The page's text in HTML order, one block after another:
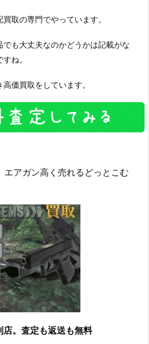
取の専門でやっています。
でも大丈夫なのかどうかは記載がな
ね。
価買取をしています。
エアガン高く売れるどっとこむ
店。査定も返送も無料